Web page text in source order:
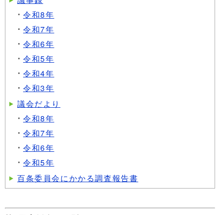
令和8年
令和7年
令和6年
令和5年
令和4年
令和3年
議会だより
令和8年
令和7年
令和6年
令和5年
百条委員会にかかる調査報告書